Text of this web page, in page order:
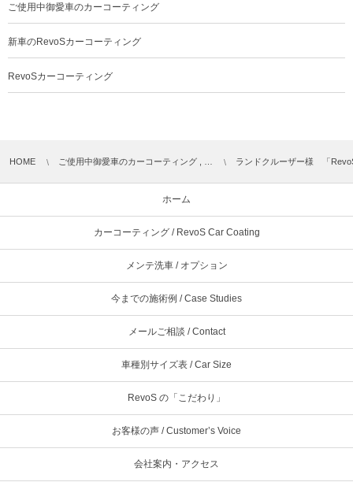
ご使用中御愛車のカーコーティング
新車のRevoSカーコーティング
RevoSカーコーティング
HOME ご使用中御愛車のカーコーティング , … ランドクルーザー様 「
ホーム
カーコーティング / RevoS Car Coating
メンテ洗車 / オプション
今までの施術例 / Case Studies
メールご相談 / Contact
車種別サイズ表 / Car Size
RevoS の「こだわり」
お客様の声 / Customer’s Voice
会社案内・アクセス